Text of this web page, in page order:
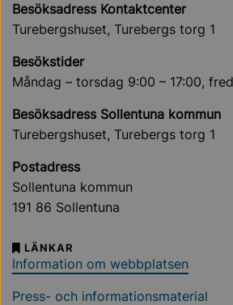
Besöksadress Kontaktcenter
Turebergshuset, Turebergs torg 1
Besökstider
Måndag – torsdag 9:00 – 17:00,
Besöksadress Sollentuna kommun
Turebergshuset, Turebergs torg 1
Postadress
Sollentuna kommun
191 86 Sollentuna
LÄNKAR
Information om webbplatsen
Press- och informationsmaterial